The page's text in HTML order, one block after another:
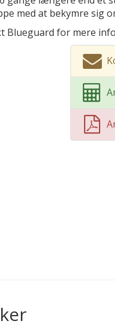
med at bekymre sig
Blueguard for mere